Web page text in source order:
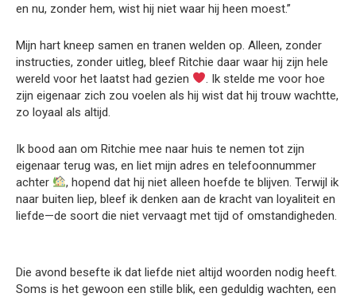
en nu, zonder hem, wist hij niet waar hij heen moest.”
Mijn hart kneep samen en tranen welden op. Alleen, zonder
instructies, zonder uitleg, bleef Ritchie daar waar hij zijn hele
wereld voor het laatst had gezien
. Ik stelde me voor hoe
zijn eigenaar zich zou voelen als hij wist dat hij trouw wachtte,
zo loyaal als altijd.
Ik bood aan om Ritchie mee naar huis te nemen tot zijn
eigenaar terug was, en liet mijn adres en telefoonnummer
achter
, hopend dat hij niet alleen hoefde te blijven. Terwijl ik
naar buiten liep, bleef ik denken aan de kracht van loyaliteit en
liefde—de soort die niet vervaagt met tijd of omstandigheden.
Die avond besefte ik dat liefde niet altijd woorden nodig heeft.
Soms is het gewoon een stille blik, een geduldig wachten, een